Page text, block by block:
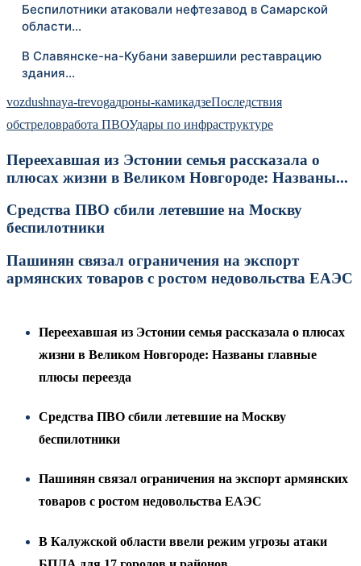
Беспилотники атаковали нефтезавод в Самарской
области…
В Славянске-на-Кубани завершили реставрацию
здания…
vozdushnaya-trevogaдроны-камикадзеПоследствия
обстреловработа ПВОУдары по инфраструктуре
Переехавшая из Эстонии семья рассказала о
плюсах жизни в Великом Новгороде: Названы...
Средства ПВО сбили летевшие на Москву
беспилотники
Пашинян связал ограничения на экспорт
армянских товаров с ростом недовольства ЕАЭС
Переехавшая из Эстонии семья рассказала о плюсах
жизни в Великом Новгороде: Названы главные
плюсы переезда
Средства ПВО сбили летевшие на Москву
беспилотники
Пашинян связал ограничения на экспорт армянских
товаров с ростом недовольства ЕАЭС
В Калужской области ввели режим угрозы атаки